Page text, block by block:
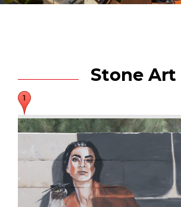
Stone Art